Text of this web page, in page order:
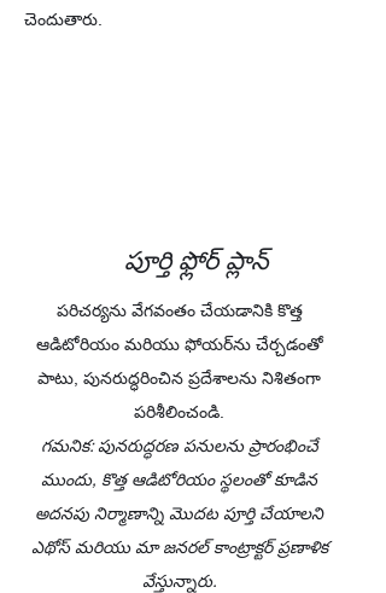
చెందుతారు.
పూర్తి ఫ్లోర్ ప్లాన్
పరిచర్యను వేగవంతం చేయడానికి కొత్త
ఆడిటోరియం మరియు ఫోయర్‌ను చేర్చడంతో
పాటు, పునరుద్ధరించిన ప్రదేశాలను నిశితంగా
పరిశీలించండి.
గమనిక: పునరుద్ధరణ పనులను ప్రారంభించే
ముందు, కొత్త ఆడిటోరియం స్థలంతో కూడిన
అదనపు నిర్మాణాన్ని మొదట పూర్తి చేయాలని
ఎథోస్ మరియు మా జనరల్ కాంట్రాక్టర్ ప్రణాళిక
వేస్తున్నారు.